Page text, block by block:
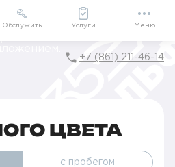
Подарки внутри
+7 (861) 211-46-14
ЦВЕТА
с пробегом
Обслужить Услуги Меню